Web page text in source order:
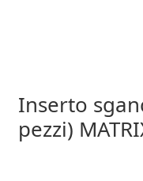
Inserto
pezzi)